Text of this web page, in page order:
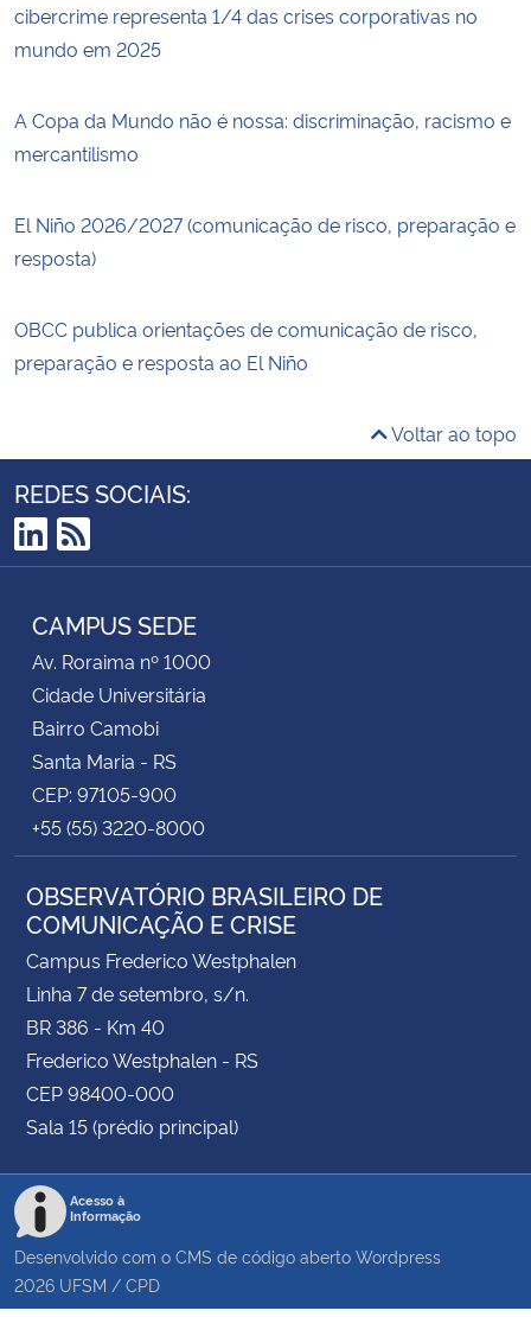
cibercrime representa 1/4 das crises corporativas no
mundo em 2025
A Copa da Mundo não é nossa: discriminação, racismo e
mercantilismo
El Niño 2026/2027 (comunicação de risco, preparação e
resposta)
OBCC publica orientações de comunicação de risco,
preparação e resposta ao El Niño
Voltar ao topo
REDES SOCIAIS:
LinkedIn
RSS
CAMPUS SEDE
Av. Roraima nº 1000
Cidade Universitária
Bairro Camobi
Santa Maria - RS
CEP: 97105-900
+55 (55) 3220-8000
OBSERVATÓRIO BRASILEIRO DE
COMUNICAÇÃO E CRISE
Campus Frederico Westphalen
Linha 7 de setembro, s/n.
BR 386 - Km 40
Frederico Westphalen - RS
CEP 98400-000
Sala 15 (prédio principal)
Acesso à
Informação
Desenvolvido com o CMS de código aberto Wordpress
2026 UFSM / CPD